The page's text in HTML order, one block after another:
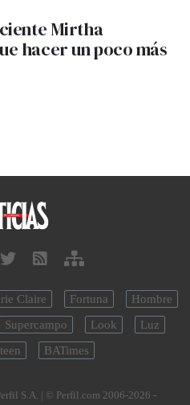
Mirtha
hacer un poco más
Claire Fortuna
Hombre
Supercampo Look
Luz
BATimes
S.A. | © Perfil.com 2006-2026 -